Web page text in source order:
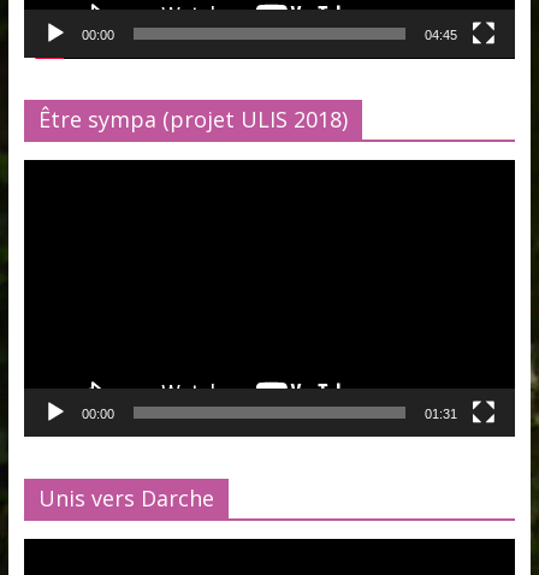
00:00 04:45
Être sympa (projet ULIS 2018)
00:00 01:31
Unis vers Darche